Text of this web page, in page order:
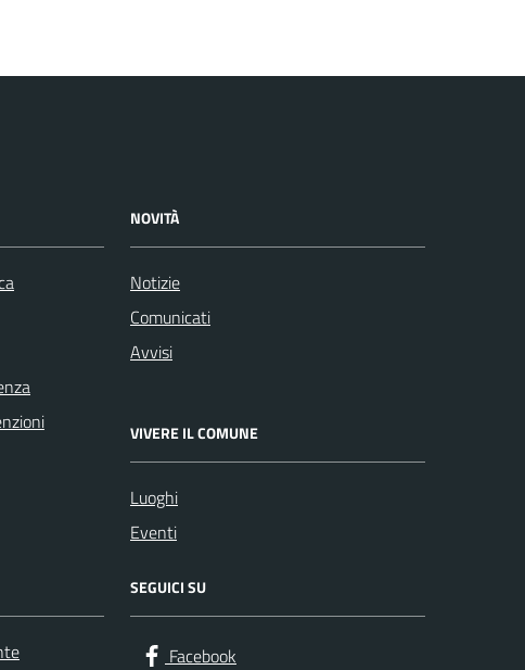
NOVITÀ
Notizie
Comunicati
Avvisi
VIVERE IL COMUNE
Luoghi
Eventi
SEGUICI SU
Facebook